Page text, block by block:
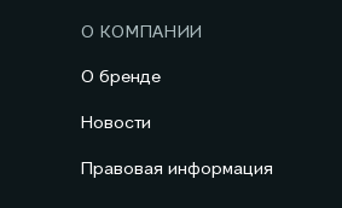
О КОМПАНИИ
О бренде
Новости
Правовая информация